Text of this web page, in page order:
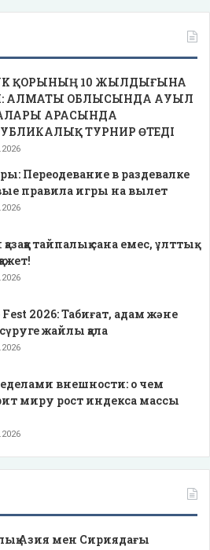
ҚОРЫНЫҢ 10 ЖЫЛДЫҒЫНА
АЛМАТЫ ОБЛЫСЫНДА АУЫЛ
АРАСЫНДА
ТУРНИР ӨТЕДІ
Переодевание в раздевалке
правила игры на вылет
тайпалық сана емес, ұлттық
Fest 2026: Табиғат, адам және
жайлы қала
внешности: о чем
миру рост индекса массы
Азия мен Сириядағы